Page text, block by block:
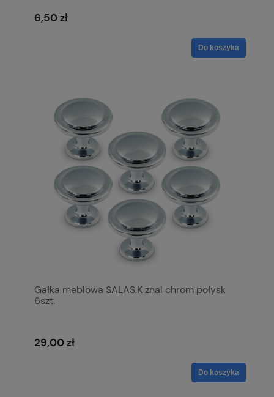
6,50 zł
Do koszyka
Gałka meblowa SALAS.K znal chrom połysk
6szt.
29,00 zł
Do koszyka